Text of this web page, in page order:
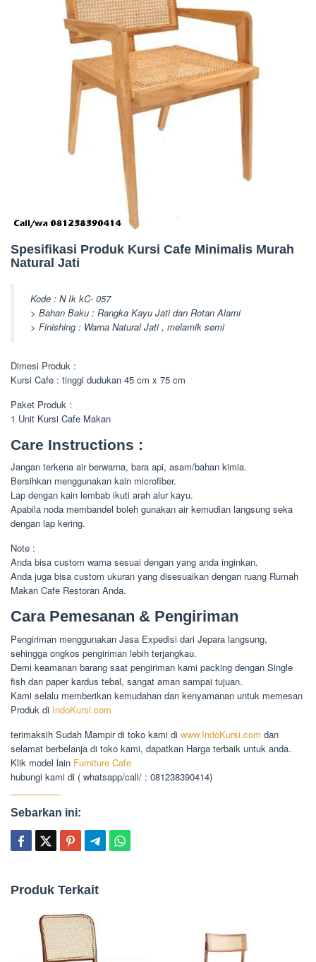
Spesifikasi Produk Kursi Cafe Minimalis Murah
Natural Jati
Kode : N Ik kC- 057
> Bahan Baku : Rangka Kayu Jati dan Rotan Alami
> Finishing : Warna Natural Jati , melamik semi
Dimesi Produk :
Kursi Cafe : tinggi dudukan 45 cm x 75 cm
Paket Produk :
1 Unit Kursi Cafe Makan
Care Instructions :
Jangan terkena air berwarna, bara api, asam/bahan kimia.
Bersihkan menggunakan kain microfiber.
Lap dengan kain lembab ikuti arah alur kayu.
Apabila noda membandel boleh gunakan air kemudian langsung seka
dengan lap kering.
Note :
Anda bisa custom warna sesuai dengan yang anda inginkan.
Anda juga bisa custom ukuran yang disesuaikan dengan ruang Rumah
Makan Cafe Restoran Anda.
Cara Pemesanan & Pengiriman
Pengiriman menggunakan Jasa Expedisi dari Jepara langsung,
sehingga ongkos pengiriman lebih terjangkau.
Demi keamanan barang saat pengiriman kami packing dengan Single
fish dan paper kardus tebal, sangat aman sampai tujuan.
Kami selalu memberikan kemudahan dan kenyamanan untuk memesan
Produk di IndoKursi.com
terimaksih Sudah Mampir di toko kami di www.IndoKursi.com dan
selamat berbelanja di toko kami, dapatkan Harga terbaik untuk anda.
Klik model lain Furniture Cafe
hubungi kami di ( whatsapp/call/ : 081238390414)
Sebarkan ini:
Produk Terkait